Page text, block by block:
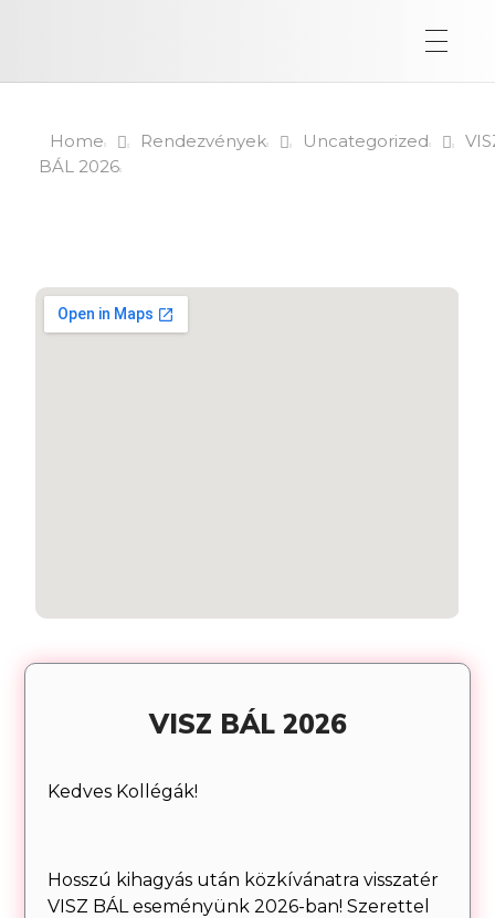
Home Rendezvények Uncategorized
BÁL 2026
VISZ BÁL 2026
Kedves Kollégák!
Hosszú kihagyás után közkívánatra visszatér
VISZ BÁL eseményünk 2026-ban! Szerettel